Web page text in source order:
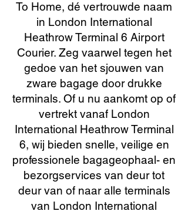
To Home, dé vertrouwde naam
in London International
Heathrow Terminal 6 Airport
Courier. Zeg vaarwel tegen het
gedoe van het sjouwen van
zware bagage door drukke
terminals. Of u nu aankomt op of
vertrekt vanaf London
International Heathrow Terminal
6, wij bieden snelle, veilige en
professionele bagageophaal- en
bezorgservices van deur tot
deur van of naar alle terminals
van London International